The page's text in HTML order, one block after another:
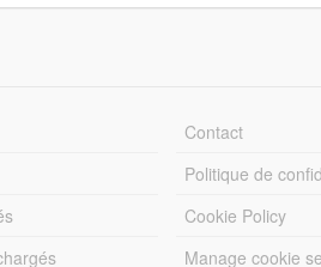
Contact
Politique de
Cookie Policy
Manage cookie